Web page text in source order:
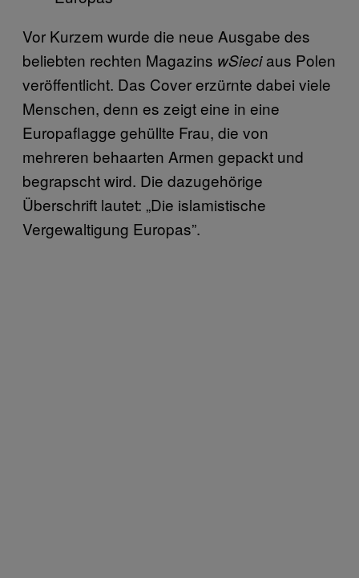
Vor Kurzem wurde die neue Ausgabe des
beliebten rechten Magazins wSieciaus Polen
veröffentlicht. Das Cover erzürnte dabei viele
Menschen, denn es zeigt eine in eine
Europaflagge gehüllte Frau, die von
mehreren behaarten Armen gepackt und
begrapscht wird. Die dazugehörige
Überschrift lautet: „Die islamistische
Vergewaltigung Europas”.